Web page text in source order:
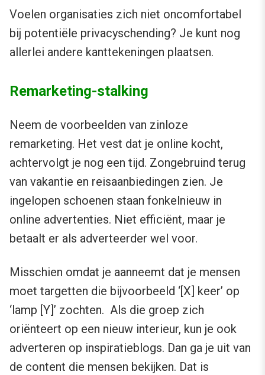
Voelen organisaties zich niet oncomfortabel
bij potentiële privacyschending? Je kunt nog
allerlei andere kanttekeningen plaatsen.
Remarketing-stalking
Neem de voorbeelden van zinloze
remarketing. Het vest dat je online kocht,
achtervolgt je nog een tijd. Zongebruind terug
van vakantie en reisaanbiedingen zien. Je
ingelopen schoenen staan fonkelnieuw in
online advertenties. Niet efficiënt, maar je
betaalt er als adverteerder wel voor.
Misschien omdat je aanneemt dat je mensen
moet targetten die bijvoorbeeld ‘[X] keer’ op
‘lamp [Y]’ zochten. Als die groep zich
oriënteert op een nieuw interieur, kun je ook
adverteren op inspiratieblogs. Dan ga je uit van
de content die mensen bekijken. Dat is